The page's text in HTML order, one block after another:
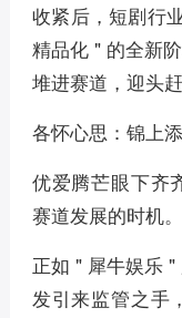
收紧后，短剧行
精品化 " 的全新
堆进赛道，迎头
各怀心思：锦上
优爱腾芒眼下齐
赛道发展的时机。
正如 " 犀牛娱乐
发引来监管之手